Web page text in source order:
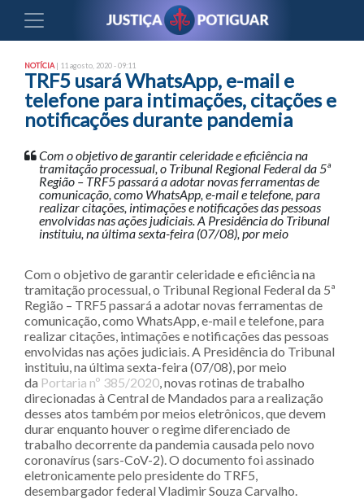
NOTÍCIA | 11 agosto, 2020 - 09:11
TRF5 usará WhatsApp, e-mail e
telefone para intimações, citações e
notificações durante pandemia
Com o objetivo de garantir celeridade e eficiência na
tramitação processual, o Tribunal Regional Federal da 5ª
Região – TRF5 passará a adotar novas ferramentas de
comunicação, como WhatsApp, e-mail e telefone, para
realizar citações, intimações e notificações das pessoas
envolvidas nas ações judiciais. A Presidência do Tribunal
instituiu, na última sexta-feira (07/08), por meio
Com o objetivo de garantir celeridade e eficiência na
tramitação processual, o Tribunal Regional Federal da 5ª
Região – TRF5 passará a adotar novas ferramentas de
comunicação, como WhatsApp, e-mail e telefone, para
realizar citações, intimações e notificações das pessoas
envolvidas nas ações judiciais. A Presidência do Tribunal
instituiu, na última sexta-feira (07/08), por meio
da Portaria nº 385/2020, novas rotinas de trabalho
direcionadas à Central de Mandados para a realização
desses atos também por meios eletrônicos, que devem
durar enquanto houver o regime diferenciado de
trabalho decorrente da pandemia causada pelo novo
coronavírus (sars-CoV-2). O documento foi assinado
eletronicamente pelo presidente do TRF5,
desembargador federal Vladimir Souza Carvalho.